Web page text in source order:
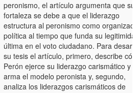
peronismo, el artículo argumenta que su
fortaleza se debe a que el liderazgo
estructura al peronismo como
política al tiempo que funda su legitimidad
última en el voto ciudadano. Para
su tesis el artículo, primero, describe
Perón ejerce su liderazgo carismático y
arma el modelo peronista y, segundo,
analiza los liderazgos carismáticos de